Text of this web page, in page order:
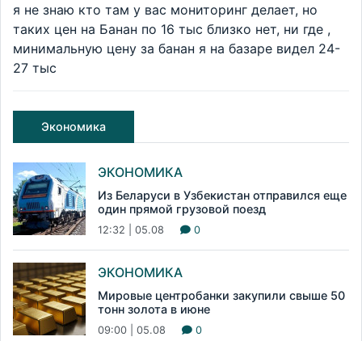
я не знаю кто там у вас мониторинг делает, но
таких цен на Банан по 16 тыс близко нет, ни где ,
минимальную цену за банан я на базаре видел 24-
27 тыс
Экономика
ЭКОНОМИКА
Из Беларуси в Узбекистан отправился еще
один прямой грузовой поезд
12:32 | 05.08 0
ЭКОНОМИКА
Мировые центробанки закупили свыше 50
тонн золота в июне
09:00 | 05.08 0